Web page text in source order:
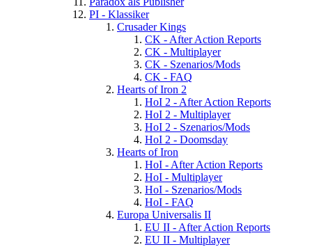
PI - Klassiker
Crusader Kings
CK - After Action Reports
CK - Multiplayer
CK - Szenarios/Mods
CK - FAQ
Hearts of Iron 2
HoI 2 - After Action Reports
HoI 2 - Multiplayer
HoI 2 - Szenarios/Mods
HoI 2 - Doomsday
Hearts of Iron
HoI - After Action Reports
HoI - Multiplayer
HoI - Szenarios/Mods
HoI - FAQ
Europa Universalis II
EU II - After Action Reports
EU II - Multiplayer